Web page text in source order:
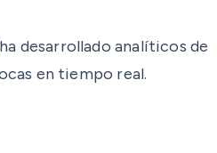
ha desarrollado analíticos de
en tiempo real.